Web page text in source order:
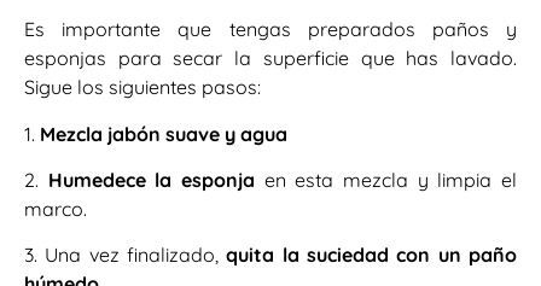
Es importante que tengas preparados paños y
esponjas para secar la superficie que has lavado.
Sigue los siguientes pasos:
1. Mezcla jabón suave y agua
2. Humedece la esponja en esta mezcla y limpia el
marco.
3. Una vez finalizado,quita la suciedad con un paño